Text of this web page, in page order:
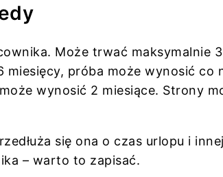
Może trwać maksymalnie
próba może wynosić co
wynosić 2 miesiące. Strony
się ona o czas urlopu i
– warto to zapisać.